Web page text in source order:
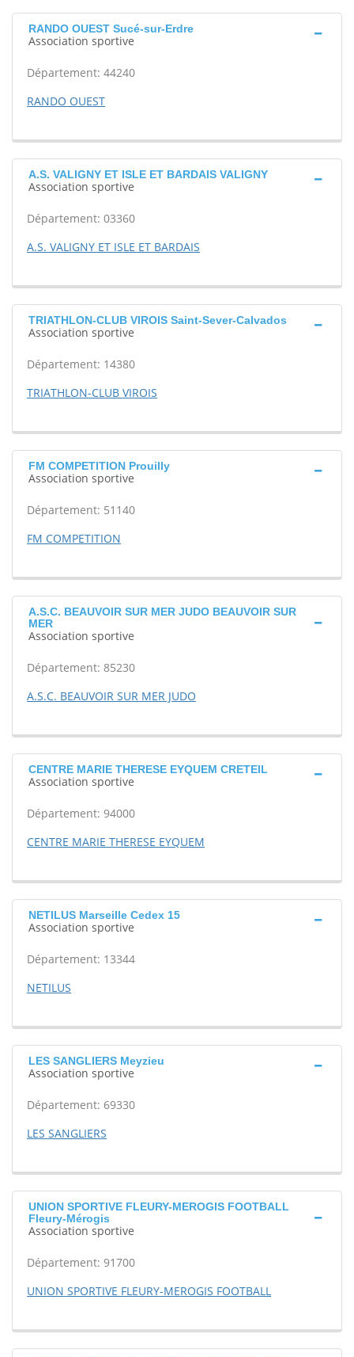
RANDO OUEST Sucé-sur-Erdre
Association sportive
Département: 44240
RANDO OUEST
A.S. VALIGNY ET ISLE ET BARDAIS VALIGNY
Association sportive
Département: 03360
A.S. VALIGNY ET ISLE ET BARDAIS
TRIATHLON-CLUB VIROIS Saint-Sever-Calvados
Association sportive
Département: 14380
TRIATHLON-CLUB VIROIS
FM COMPETITION Prouilly
Association sportive
Département: 51140
FM COMPETITION
A.S.C. BEAUVOIR SUR MER JUDO BEAUVOIR SUR
MER
Association sportive
Département: 85230
A.S.C. BEAUVOIR SUR MER JUDO
CENTRE MARIE THERESE EYQUEM CRETEIL
Association sportive
Département: 94000
CENTRE MARIE THERESE EYQUEM
NETILUS Marseille Cedex 15
Association sportive
Département: 13344
NETILUS
LES SANGLIERS Meyzieu
Association sportive
Département: 69330
LES SANGLIERS
UNION SPORTIVE FLEURY-MEROGIS FOOTBALL
Fleury-Mérogis
Association sportive
Département: 91700
UNION SPORTIVE FLEURY-MEROGIS FOOTBALL